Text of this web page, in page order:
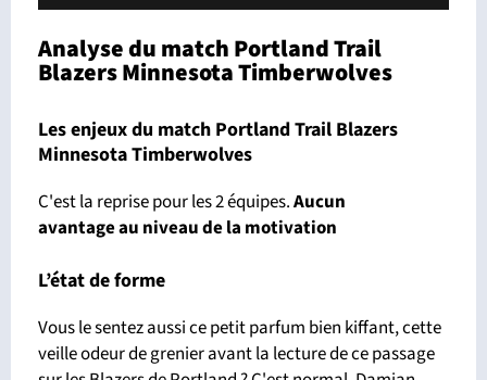
Analyse du match Portland Trail
Blazers Minnesota Timberwolves
Les enjeux du match Portland Trail Blazers
Minnesota Timberwolves
C'est la reprise pour les 2 équipes.Aucun
avantageau niveau de la motivation
L’état de forme
Vous le sentez aussi ce petit parfum bien kiffant, cette
veille odeur de grenier avant la lecture de ce passage